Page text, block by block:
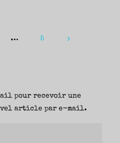
… 5
pour recevoir une
article par e-mail.